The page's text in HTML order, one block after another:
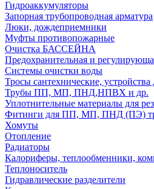
Гидроаккумуляторы
Запорная трубопроводная арматура
Люки, дождеприемники
Муфты противопожарные
Очистка БАССЕЙНА
Предохранительная и
Системы очистки воды
Тросы сантехнические, устройства
Трубы ПП, МП, ПНД,НПВХ и др.
Уплотнительные материалы для
Фитинги для ПП, МП, ПНД (ПЭ)
Хомуты
Отопление
Радиаторы
Калориферы, теплообменники,
Теплоноситель
Гидравлические разделители